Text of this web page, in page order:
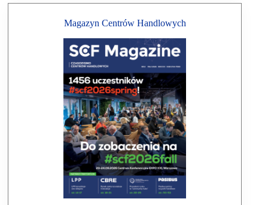
Magazyn Centrów Handlowych